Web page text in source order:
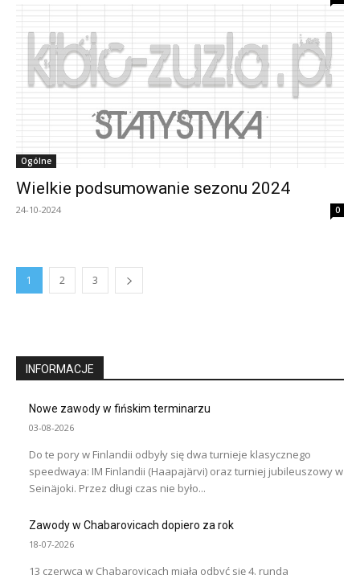
Ogólne
Wielkie podsumowanie sezonu 2024
24-10-2024 0
1 2 3
INFORMACJE
Nowe zawody w fińskim terminarzu
03-08-2026
Do te pory w Finlandii odbyły się dwa turnieje klasycznego
speedwaya: IM Finlandii (Haapajärvi) oraz turniej jubileuszowy w
Seinäjoki. Przez długi czas nie było...
Zawody w Chabarovicach dopiero za rok
18-07-2026
13 czerwca w Chabarovicach miała odbyć się 4. runda